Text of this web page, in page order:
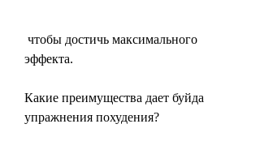
эффекта.
Какие преимущества дает буйда
упражнения похудения?